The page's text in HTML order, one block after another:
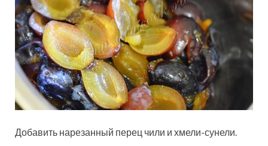
Добавить нарезанный перец чили и хмели-сунели.